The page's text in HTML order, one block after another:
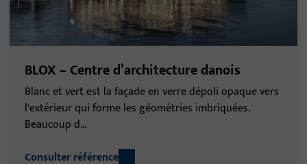
BLOX – Centre d’architecture danois
Blanc et vert est la façade en verre dépoli opaque vers
l'extérieur qui forme les géométries imbriquées.
Beaucoup d...
Consulter référence